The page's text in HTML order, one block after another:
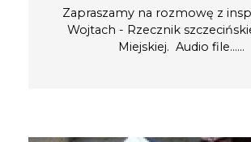
Zapraszamy na rozmowę z
Wojtach - Rzecznik
Miejskiej. Audio file…...